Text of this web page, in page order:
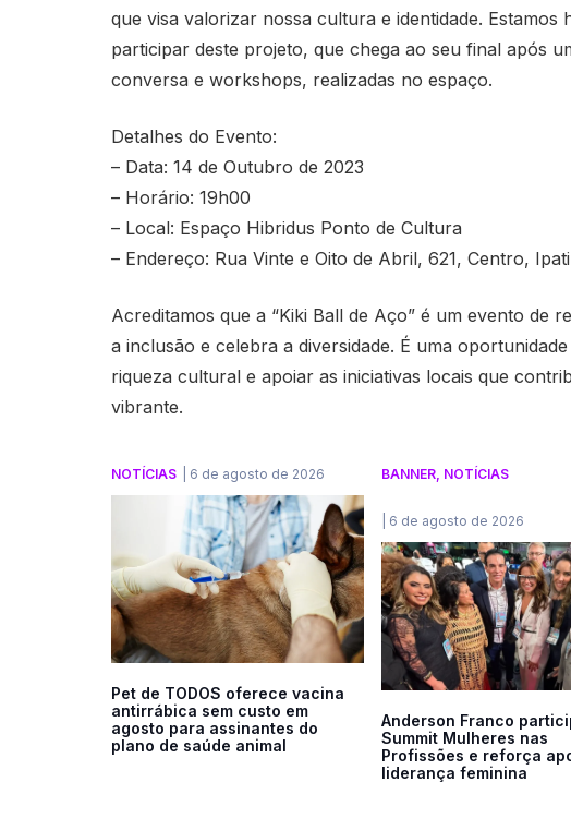
que visa valorizar nossa cultura e identidade.
participar deste projeto, que chega ao seu final após
conversa e workshops, realizadas no espaço.
Detalhes do Evento:
– Data: 14 de Outubro de 2023
– Horário: 19h00
– Local: Espaço Hibridus Ponto de Cultura
– Endereço: Rua Vinte e Oito de Abril, 621, Centro,
Acreditamos que a “Kiki Ball de Aço” é um evento de
a inclusão e celebra a diversidade. É uma
riqueza cultural e apoiar as iniciativas locais que
vibrante.
NOTÍCIAS 6 de agosto de 2026
Pet de TODOS oferece vacina
antirrábica sem custo em
agosto para assinantes do
plano de saúde animal
BANNER, NOTÍCIAS
6 de agosto de 2026
Anderson Franco
Summit Mulheres nas
Profissões e reforça
liderança feminina